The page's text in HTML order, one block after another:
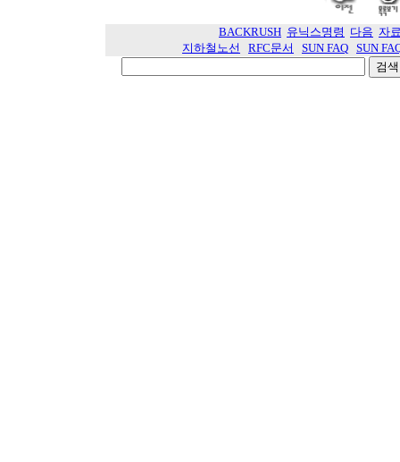
BACKRUSH 유닉스명령 다음 자
지하철노선
RFC문서 SUN FAQ SUN